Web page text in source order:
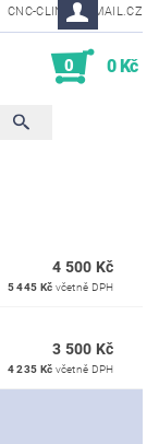
CNC-CLINIC@EMAIL.CZ
0 0 Kč
4 500 Kč
5 445 Kč včetně DPH
3 500 Kč
4 235 Kč včetně DPH